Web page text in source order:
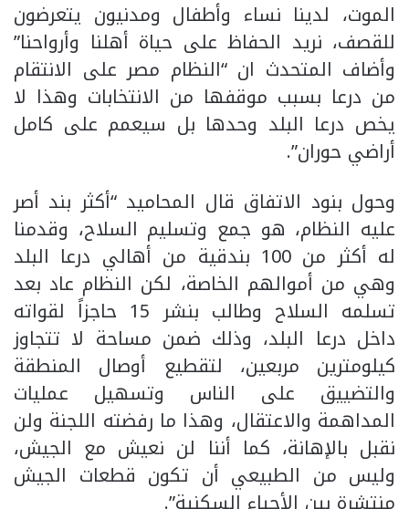
الموت، لدينا نساء وأطفال ومدنيون يتعرضون
للقصف، نريد الحفاظ على حياة أهلنا وأرواحنا”
وأضاف المتحدث ان “النظام مصر على الانتقام
من درعا بسبب موقفها من الانتخابات وهذا لا
يخص درعا البلد وحدها بل سيعمم على كامل
أراضي حوران”.
وحول بنود الاتفاق قال المحاميد “أكثر بند أصر
عليه النظام، هو جمع وتسليم السلاح، وقدمنا
له أكثر من 100 بندقية من أهالي درعا البلد
وهي من أموالهم الخاصة، لكن النظام عاد بعد
تسلمه السلاح وطالب بنشر 15 حاجزاً لقواته
داخل درعا البلد، وذلك ضمن مساحة لا تتجاوز
كيلومترين مربعين، لتقطيع أوصال المنطقة
والتضييق على الناس وتسهيل عمليات
المداهمة والاعتقال، وهذا ما رفضته اللجنة ولن
نقبل بالإهانة، كما أننا لن نعيش مع الجيش،
وليس من الطبيعي أن تكون قطعات الجيش